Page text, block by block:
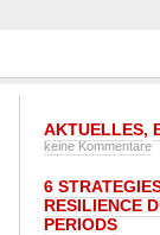
AKTUELLES,
keine Kommentare
6
RESILIENCE
PERIODS